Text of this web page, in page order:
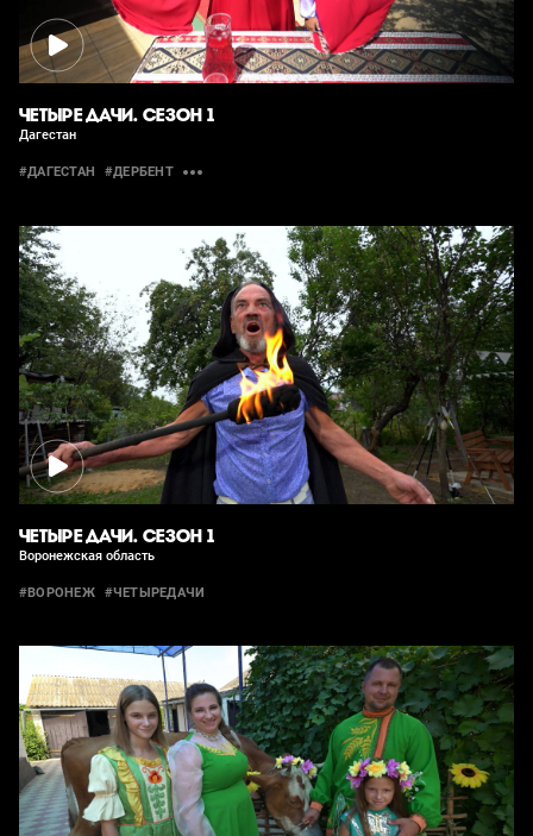
ЧЕТЫРЕ ДАЧИ. СЕЗОН 1
Дагестан
#ДАГЕСТАН #ДЕРБЕНТ
ЧЕТЫРЕ ДАЧИ. СЕЗОН 1
Воронежская область
#ВОРОНЕЖ #ЧЕТЫРЕДАЧИ